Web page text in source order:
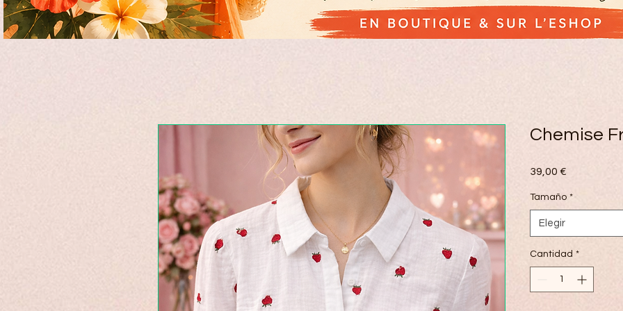
Chemise
39,00 €
Tamaño *
Elegir
Cantidad *